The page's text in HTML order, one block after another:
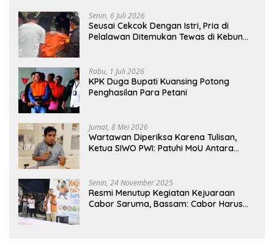
Senin, 6 Juli 2026
Seusai Cekcok Dengan Istri, Pria di
Pelalawan Ditemukan Tewas di Kebun
Rabu, 1 Juli 2026
KPK Duga Bupati Kuansing Potong
Penghasilan Para Petani
Jumat, 8 Mei 2026
Wartawan Diperiksa Karena Tulisan,
Ketua SIWO PWI: Patuhi MoU Antara
Senin, 24 November 2025
Resmi Menutup Kegiatan Kejuaraan
Cabor Saruma, Bassam: Cabor Harus